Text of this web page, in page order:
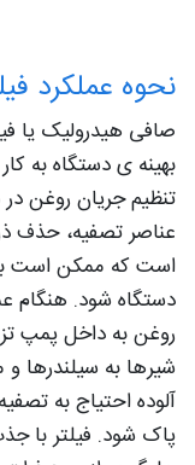
نحوه عملکرد
صافی هیدرولیک یا
بهینه‌ ی دستگاه به
تنظیم جریان روغن
عناصر تصفیه، حذف
است که ممکن است
دستگاه شود. هنگام
روغن به داخل پمپ
شیرها به سیلندرها
آلوده احتیاج به
پاک شود. فیلتر با